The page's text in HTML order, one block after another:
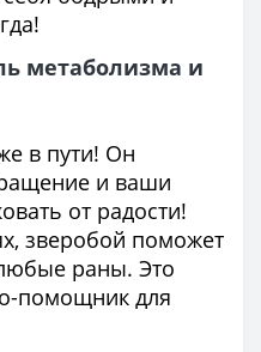
метаболизма и
в пути! Он
и ваши
от радости!
зверобой поможет
раны. Это
помощник для